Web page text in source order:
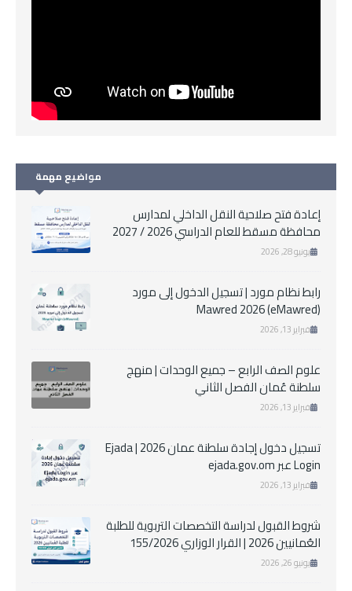
مواضيع مهمة
إعادة فتح صلاحية النقل الداخلي لمدارس
محافظة مسقط للعام الدراسي 2026 / 2027
يونيو 28, 2026
رابط نظام مورد | تسجيل الدخول إلى مورد
Mawred 2026 (eMawred)
فبراير 13, 2026
علوم الصف الرابع – جميع الوحدات | منهج
سلطنة عُمان الفصل الثاني
فبراير 13, 2026
تسجيل دخول إجادة سلطنة عمان 2026 | Ejada
Login عبر ejada.gov.om
فبراير 13, 2026
شروط القبول لدراسة التخصصات التربوية للطلبة
العُمانيين 2026 | القرار الوزاري 155/2026
يونيو 26, 2026